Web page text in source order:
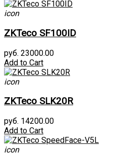
icon
ZKTeco SF100ID
руб. 23000.00
Add to Cart
icon
ZKTeco SLK20R
руб. 14200.00
Add to Cart
icon